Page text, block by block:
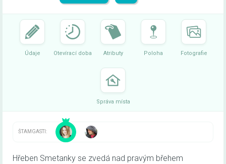
Údaje Otevírací doba Atributy Poloha Fotografie
Správa místa
ŠTAMGASTI:
Hřeben Smetanky se zvedá nad pravým břehem